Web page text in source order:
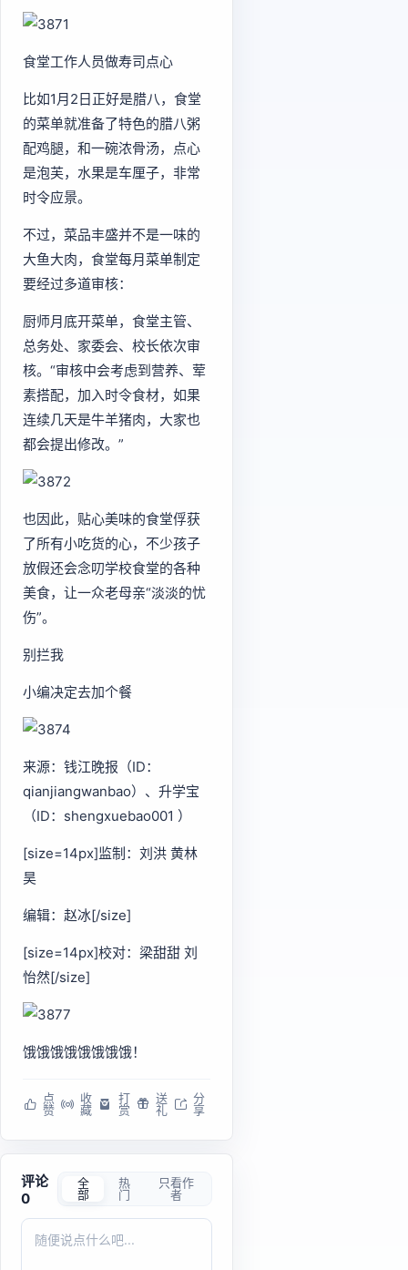
食堂工作人员做寿司点心
比如1月2日正好是腊八，食堂
的菜单就准备了特色的腊八粥
配鸡腿，和一碗浓骨汤，点心
是泡芙，水果是车厘子，非常
时令应景。
不过，菜品丰盛并不是一味的
大鱼大肉，食堂每月菜单制定
要经过多道审核：
厨师月底开菜单，食堂主管、
总务处、家委会、校长依次审
核。“审核中会考虑到营养、荤
素搭配，加入时令食材，如果
连续几天是牛羊猪肉，大家也
都会提出修改。”
也因此，贴心美味的食堂俘获
了所有小吃货的心，不少孩子
放假还会念叨学校食堂的各种
美食，让一众老母亲“淡淡的忧
伤”。
别拦我
小编决定去加个餐
来源：钱江晚报（ID：
qianjiangwanbao）、升学宝
（ID：shengxuebao001 ）
[size=14px]监制：刘洪 黄林
昊
编辑：赵冰[/size]
[size=14px]校对：梁甜甜 刘
怡然[/size]
饿饿饿饿饿饿饿饿！
点
赞
收
藏
打
赏
送
礼
分
享
评论
0
全
部
热
门
只看作
者